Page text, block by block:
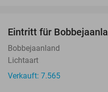
Eintritt für
Bobbejaanland
Lichtaart
Verkauft: 7.565